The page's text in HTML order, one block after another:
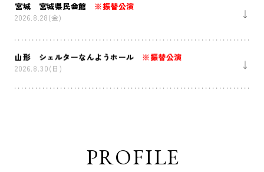
宮城 宮城県民会館 ※振替公演
2026.8.28(金)
山形 シェルターなんようホール ※振替公演
2026.8.30(日)
PROFILE